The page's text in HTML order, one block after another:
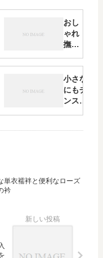
おし
ゃれ
撫松
子ど
も浴
衣・
そし
ク・
と闘
小さな店
にもチャ
ンス
単衣襦袢と便利なローズ
衿